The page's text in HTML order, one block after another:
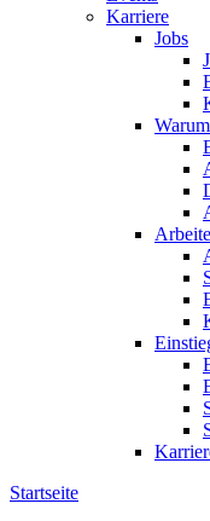
Karriere
Jobs
Startseite